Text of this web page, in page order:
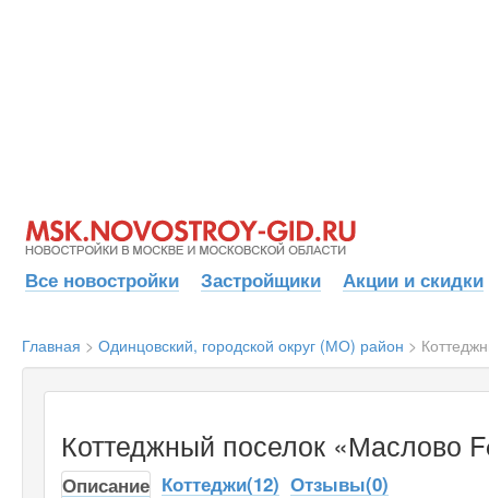
Все новостройки Застройщики Акции и скидки
Главная > Одинцовский, городской округ (МО) район >
Коттеджный поселок «Маслово
Описание Коттеджи(12) Отзывы(0)